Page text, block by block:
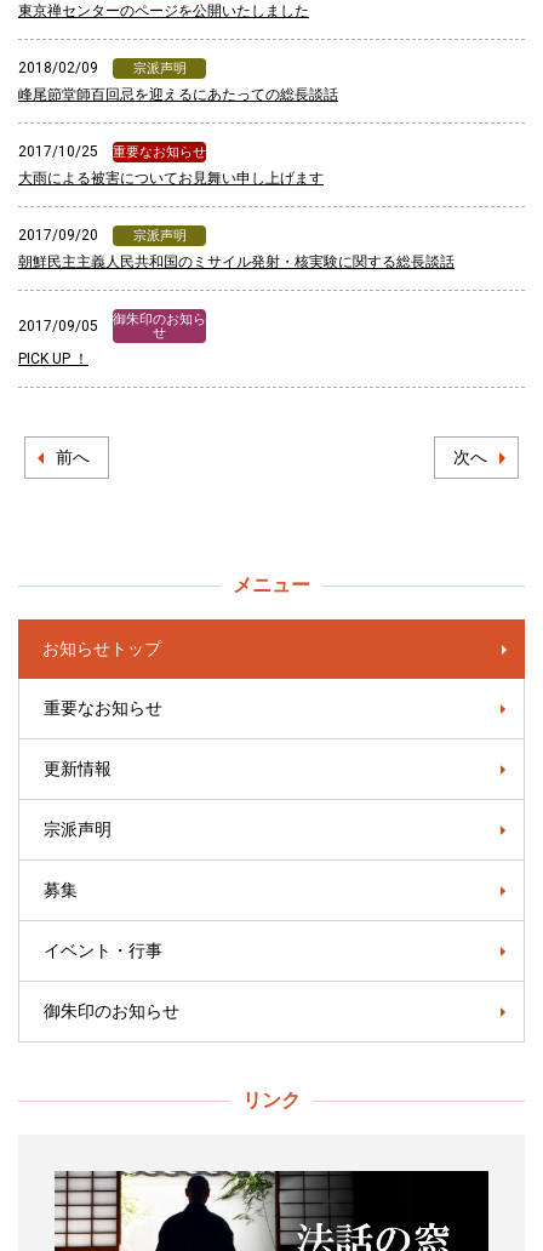
東京禅センターのページを公開いたしました
2018/02/09 宗派声明
峰尾節堂師百回忌を迎えるにあたっての総長談話
2017/10/25 重要なお知らせ
大雨による被害についてお見舞い申し上げます
2017/09/20 宗派声明
朝鮮民主主義人民共和国のミサイル発射・核実験に関する総長談話
2017/09/05
御朱印のお知ら
せ
PICK UP ！
前へ 次へ
メニュー
お知らせトップ
重要なお知らせ
更新情報
宗派声明
募集
イベント・行事
御朱印のお知らせ
リンク